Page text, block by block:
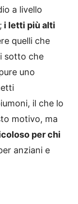
a livello
i letti più alti
quelli che
sotto che
uno
il che lo
motivo, ma
per chi
anziani e